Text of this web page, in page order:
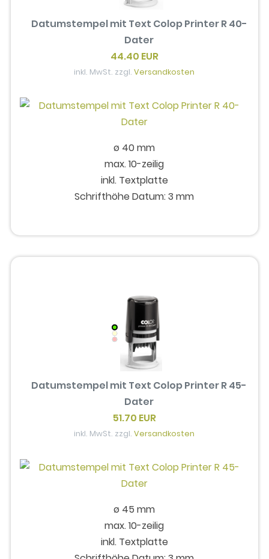
Datumstempel mit Text Colop Printer R 40-
Dater
44.40 EUR
inkl. MwSt. zzgl.Versandkosten
ø 40 mm
max. 10-zeilig
inkl. Textplatte
Schrifthöhe Datum: 3 mm
Datumstempel mit Text Colop Printer R 45-
Dater
51.70 EUR
inkl. MwSt. zzgl.Versandkosten
ø 45 mm
max. 10-zeilig
inkl. Textplatte